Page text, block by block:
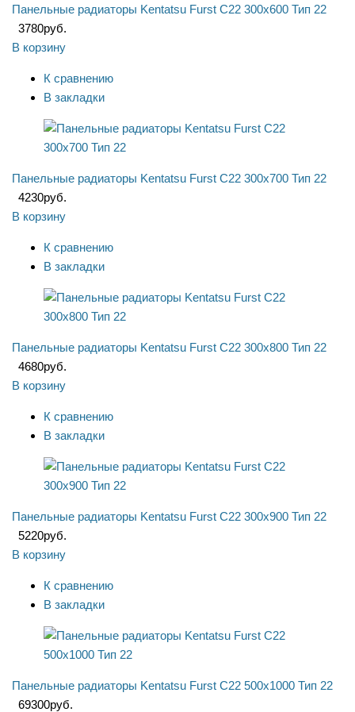
Панельные радиаторы Kentatsu Furst C22 300x600 Тип 22
3780руб.
В корзину
К сравнению
В закладки
Панельные радиаторы Kentatsu Furst C22 300x700 Тип 22
4230руб.
В корзину
К сравнению
В закладки
Панельные радиаторы Kentatsu Furst C22 300x800 Тип 22
4680руб.
В корзину
К сравнению
В закладки
Панельные радиаторы Kentatsu Furst C22 300x900 Тип 22
5220руб.
В корзину
К сравнению
В закладки
Панельные радиаторы Kentatsu Furst C22 500x1000 Тип 22
69300руб.